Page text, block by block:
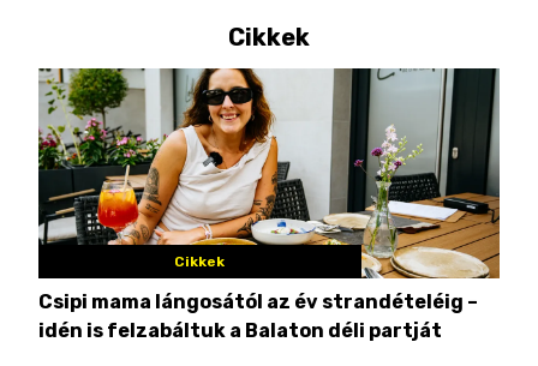
Cikkek
Cikkek
Csipi mama lángosától az év strandételéig –
idén is felzabáltuk a Balaton déli partját